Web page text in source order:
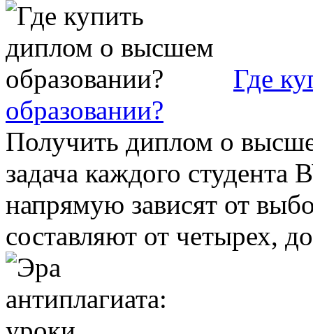
Где
образовании?
Получить диплом о
задача каждого
напрямую зависят от
составляют от четырех,